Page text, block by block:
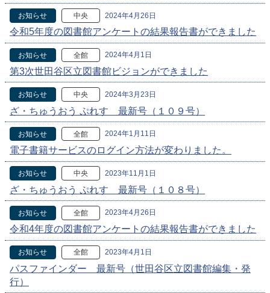
お知らせ 中央 2024年4月26日
令和5年度の図書館アンケートの結果報告書ができました
お知らせ 全館 2024年4月1日
第3次世田谷区立図書館ビジョンができました
お知らせ 中央 2024年3月23日
ざ・ちゅうおう ぷれす 最新号（１０９号）
お知らせ 全館 2024年1月11日
電子書籍サービスのログイン方法が変わりました。
お知らせ 中央 2023年11月1日
ざ・ちゅうおう ぷれす 最新号（１０８号）
お知らせ 全館 2023年4月26日
令和4年度の図書館アンケートの結果報告書ができました
お知らせ 全館 2023年4月1日
パスファインダー 最新号（世田谷区立図書館編集・発
行）